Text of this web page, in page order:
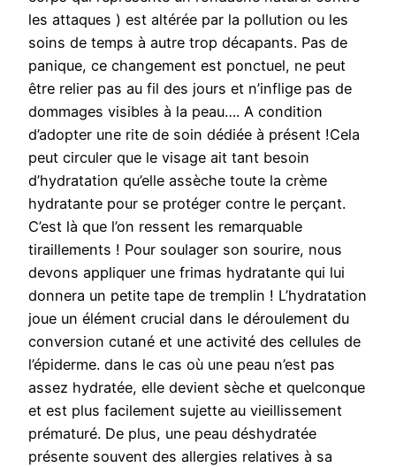
les attaques ) est altérée par la pollution ou les
soins de temps à autre trop décapants. Pas de
panique, ce changement est ponctuel, ne peut
être relier pas au fil des jours et n’inflige pas de
dommages visibles à la peau…. A condition
d’adopter une rite de soin dédiée à présent !Cela
peut circuler que le visage ait tant besoin
d’hydratation qu’elle assèche toute la crème
hydratante pour se protéger contre le perçant.
C’est là que l’on ressent les remarquable
tiraillements ! Pour soulager son sourire, nous
devons appliquer une frimas hydratante qui lui
donnera un petite tape de tremplin ! L’hydratation
joue un élément crucial dans le déroulement du
conversion cutané et une activité des cellules de
l’épiderme. dans le cas où une peau n’est pas
assez hydratée, elle devient sèche et quelconque
et est plus facilement sujette au vieillissement
prématuré. De plus, une peau déshydratée
présente souvent des allergies relatives à sa